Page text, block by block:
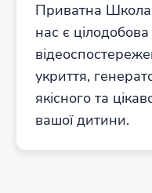
Приватна Школа
нас є
укриття,
якісного та
вашої дитини.